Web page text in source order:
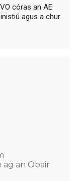
córas an AE
agus a chur
an Obair